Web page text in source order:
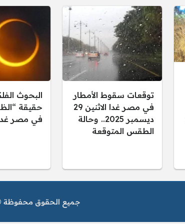
توقعات سقوط الأمطار
في مصر غدا الاثنين 29
ديسمبر 2025.. وحالة
الطقس المتوقعة
البحوث
حقيقة
في مصر
جميع الحقوق محفوظة ©